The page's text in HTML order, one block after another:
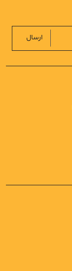
ارسال